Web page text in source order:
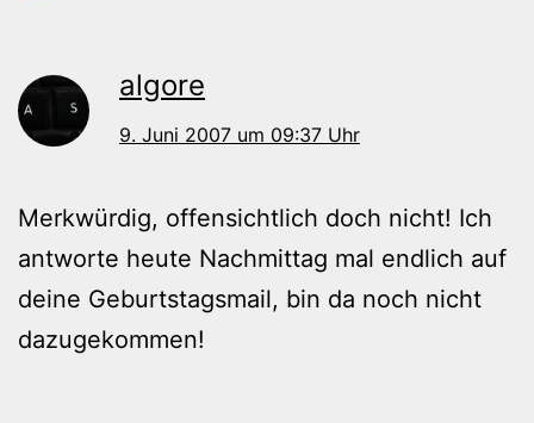
algore
9. Juni 2007 um 09:37 Uhr
Merkwürdig, offensichtlich doch nicht! Ich
antworte heute Nachmittag mal endlich auf
deine Geburtstagsmail, bin da noch nicht
dazugekommen!